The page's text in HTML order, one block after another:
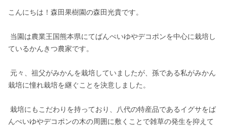
こんにちは！森田果樹園の森田光貴です。
ているかんきつ農家です。
栽培に憧れ栽培を継ぐことを決意しました。
んぺいゆやデコポンの木の周囲に敷くことで雑草の発生を抑えて